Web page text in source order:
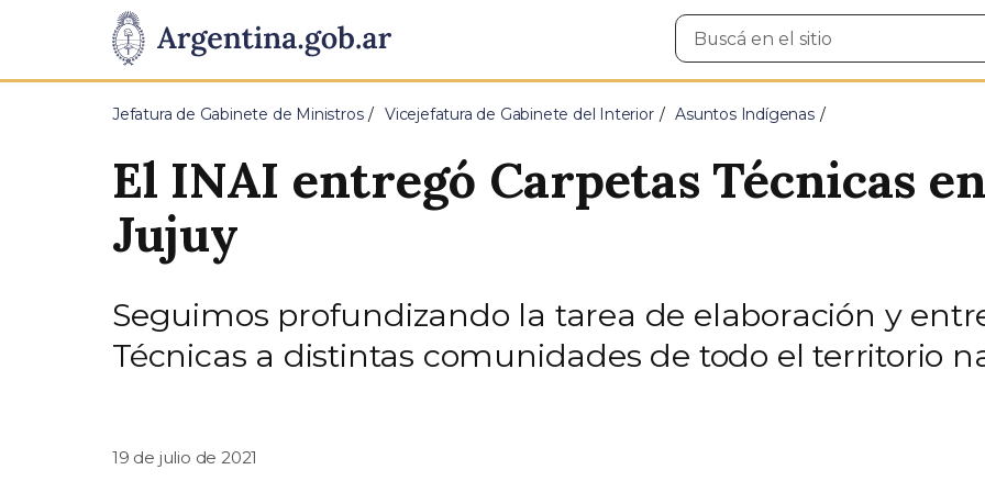
Presidencia
de
Pasar al contenido principal
Buscar
en
Jefatura de Gabinete de Ministros Vicejefatura de Gabinete del Interior Asuntos Indígenas
El INAI entregó Carpetas Técnicas
Jujuy
Seguimos profundizando la tarea de elaboración y
Técnicas a distintas comunidades de todo el territorio
19 de julio de 2021